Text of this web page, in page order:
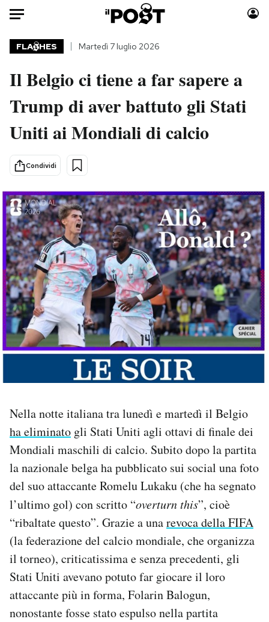
Auto
HOME
Mondo
Politica
Tecnologia
Internet
Cultura
Economia
Sport
Moda
Consumismi
Europa
Altrecose
Mondiali calcio 2026
PODCAST
NEWSLETTER
I MIEI PREFERITI
SHOP
CALENDARIO
AREA PERSONALE
Area Personale
Regala il Post
Hai bisogno di aiuto?
Esci
FLA HES Martedì 7 luglio 2026
Il Belgio ci tiene a far sapere a
Trump di aver battuto gli Stati
Uniti ai Mondiali di calcio
Condividi
Nella notte italiana tra lunedì e martedì il Belgio
ha eliminato gli Stati Uniti agli ottavi di finale dei
Mondiali maschili di calcio. Subito dopo la partita
la nazionale belga ha pubblicato sui social una foto
del suo attaccante Romelu Lukaku (che ha segnato
l’ultimo gol) con scritto “overturn this”, cioè
“ribaltate questo”. Grazie a unarevoca della FIFA
(la federazione del calcio mondiale, che organizza
il torneo), criticatissima e senza precedenti, gli
Stati Uniti avevano potuto far giocare il loro
attaccante più in forma, Folarin Balogun,
nonostante fosse stato espulso nella partita